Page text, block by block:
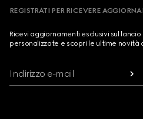
REGISTRATI PER RICEVERE
Ricevi aggiornamenti esclusivi sul
personalizzate e scopri le ultime novità
Indirizzo e-mail